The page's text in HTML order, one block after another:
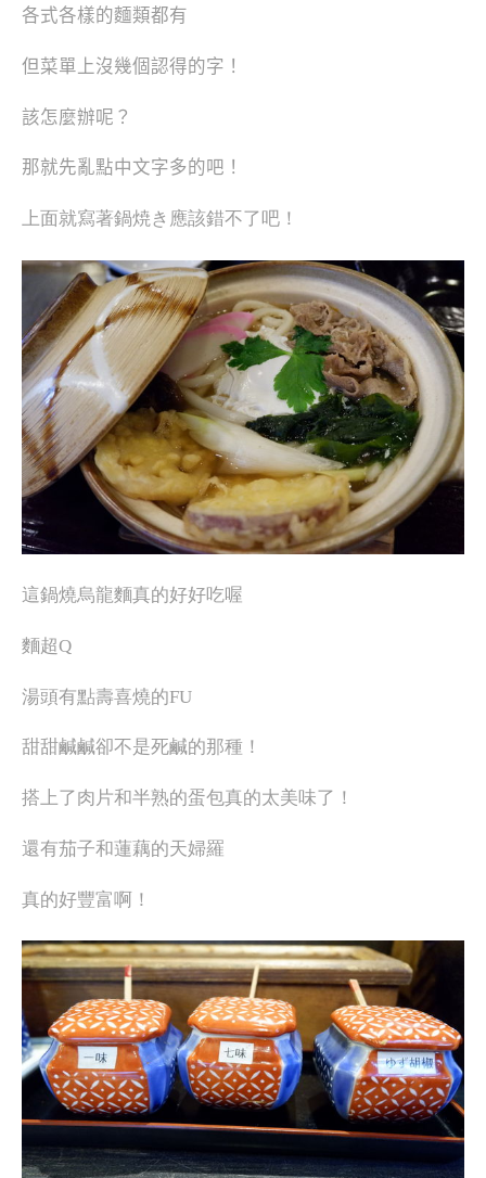
各式各樣的麵類都有
但菜單上沒幾個認得的字！
該怎麼辦呢？
那就先亂點中文字多的吧！
上面就寫著鍋焼き應該錯不了吧！
這鍋燒烏龍麵真的好好吃喔
麵超Q
湯頭有點壽喜燒的FU
甜甜鹹鹹卻不是死鹹的那種！
搭上了肉片和半熟的蛋包真的太美味了！
還有茄子和蓮藕的天婦羅
真的好豐富啊！